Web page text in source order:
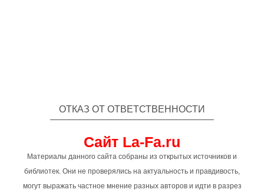
ОТКАЗ ОТ ОТВЕТСТВЕННОСТИ
Сайт La-Fa.ru
Материалы данного сайта собраны из открытых источников и
библиотек. Они не проверялись на актуальность и правдивость,
могут выражать частное мнение разных авторов и идти в разрез